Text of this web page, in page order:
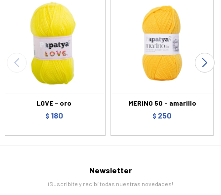
LOVE - oro
$ 180
MERINO 50 - amarillo
$ 250
Newsletter
¡Suscribite y recibí todas nuestras novedades!